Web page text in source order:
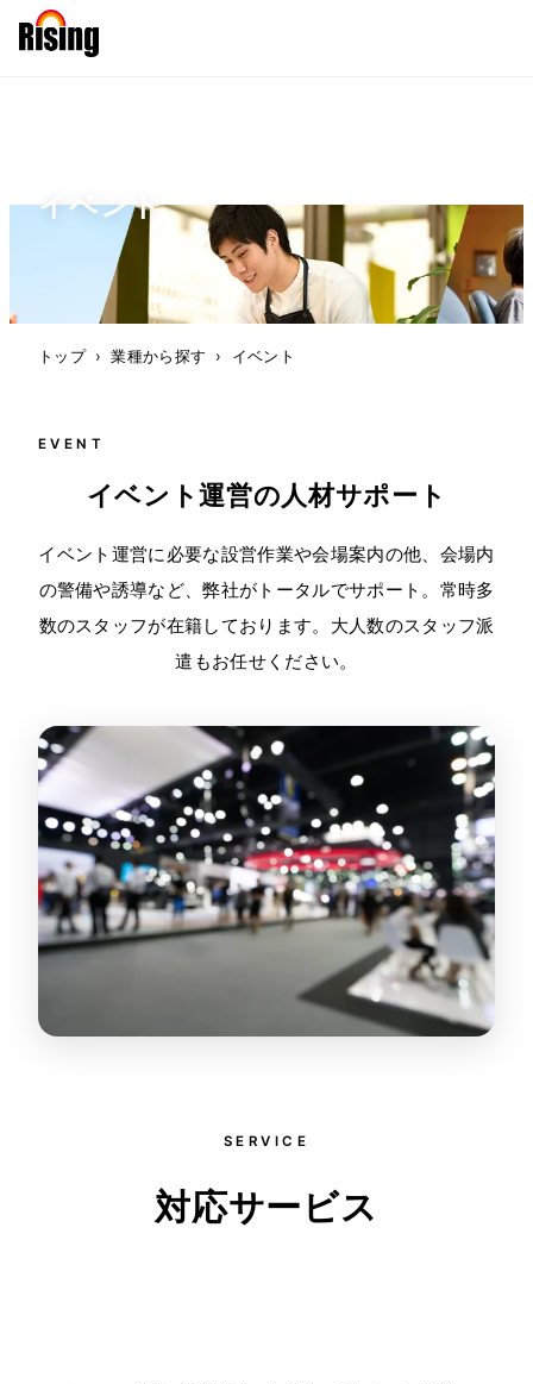
イベント
トップ › 業種から探す › イベント
EVENT
イベント運営の人材サポート
イベント運営に必要な設営作業や会場案内の他、会場内
の警備や誘導など、弊社がトータルでサポート。常時多
数のスタッフが在籍しております。大人数のスタッフ派
遣もお任せください。
SERVICE
対応サービス